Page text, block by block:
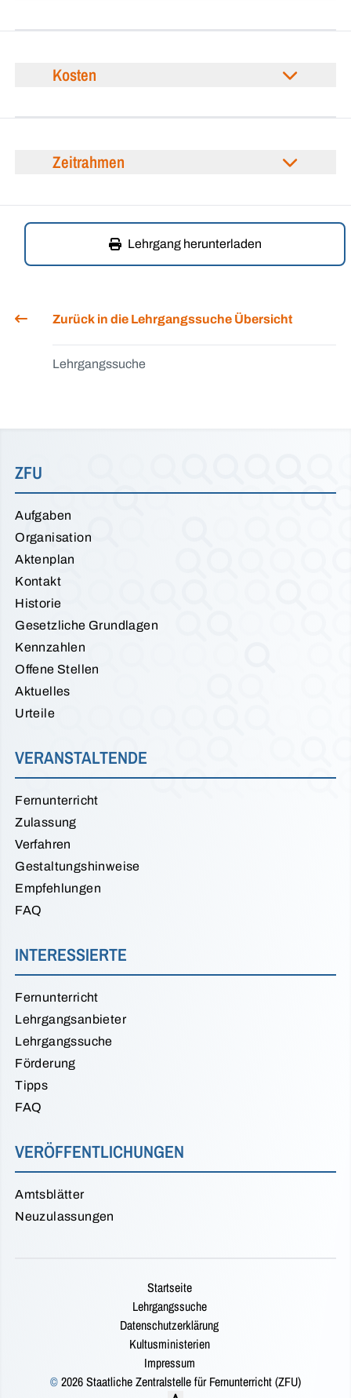
Kosten
Zeitrahmen
Lehrgang herunterladen
Zurück in die Lehrgangssuche Übersicht
Lehrgangssuche
ZFU
Aufgaben
Organisation
Aktenplan
Kontakt
Historie
Gesetzliche Grundlagen
Kennzahlen
Offene Stellen
Aktuelles
Urteile
VERANSTALTENDE
Fernunterricht
Zulassung
Verfahren
Gestaltungshinweise
Empfehlungen
FAQ
INTERESSIERTE
Fernunterricht
Lehrgangsanbieter
Lehrgangssuche
Förderung
Tipps
FAQ
VERÖFFENTLICHUNGEN
Amtsblätter
Neuzulassungen
Startseite
Lehrgangssuche
Datenschutzerklärung
Kultusministerien
Impressum
©2026 Staatliche Zentralstelle für Fernunterricht (ZFU)